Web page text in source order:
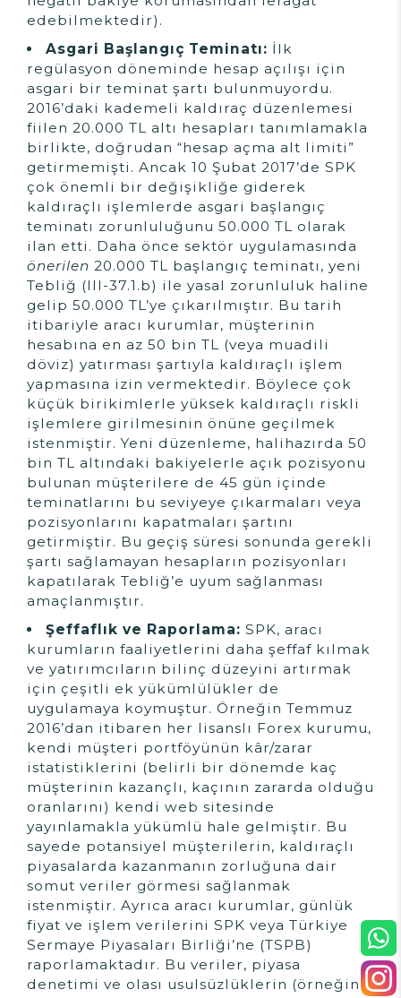
edebilmektedir).
Asgari Başlangıç Teminatı: İlk
regülasyon döneminde hesap açılışı için
asgari bir teminat şartı bulunmuyordu.
2016’daki kademeli kaldıraç düzenlemesi
fiilen 20.000 TL altı hesapları tanımlamakla
birlikte, doğrudan “hesap açma alt limiti”
getirmemişti. Ancak 10 Şubat 2017’de SPK
çok önemli bir değişikliğe giderek
kaldıraçlı işlemlerde asgari başlangıç
teminatı zorunluluğunu 50.000 TL olarak
ilan etti. Daha önce sektör uygulamasında
önerilen 20.000 TL başlangıç teminatı, yeni
Tebliğ (III-37.1.b) ile yasal zorunluluk haline
gelip 50.000 TL’ye çıkarılmıştır. Bu tarih
itibariyle aracı kurumlar, müşterinin
hesabına en az 50 bin TL (veya muadili
döviz) yatırması şartıyla kaldıraçlı işlem
yapmasına izin vermektedir. Böylece çok
küçük birikimlerle yüksek kaldıraçlı riskli
işlemlere girilmesinin önüne geçilmek
istenmiştir. Yeni düzenleme, halihazırda 50
bin TL altındaki bakiyelerle açık pozisyonu
bulunan müşterilere de 45 gün içinde
teminatlarını bu seviyeye çıkarmaları veya
pozisyonlarını kapatmaları şartını
getirmiştir. Bu geçiş süresi sonunda gerekli
şartı sağlamayan hesapların pozisyonları
kapatılarak Tebliğ’e uyum sağlanması
amaçlanmıştır.
Şeffaflık ve Raporlama: SPK, aracı
kurumların faaliyetlerini daha şeffaf kılmak
ve yatırımcıların bilinç düzeyini artırmak
için çeşitli ek yükümlülükler de
uygulamaya koymuştur. Örneğin Temmuz
2016’dan itibaren her lisanslı Forex kurumu,
kendi müşteri portföyünün kâr/zarar
istatistiklerini (belirli bir dönemde kaç
müşterinin kazançlı, kaçının zararda olduğu
oranlarını) kendi web sitesinde
yayınlamakla yükümlü hale gelmiştir. Bu
sayede potansiyel müşterilerin, kaldıraçlı
piyasalarda kazanmanın zorluğuna dair
somut veriler görmesi sağlanmak
istenmiştir. Ayrıca aracı kurumlar, günlük
fiyat ve işlem verilerini SPK veya Türkiye
Sermaye Piyasaları Birliği’ne (TSPB)
raporlamaktadır. Bu veriler, piyasa
denetimi ve olası usulsüzlüklerin (örneğin